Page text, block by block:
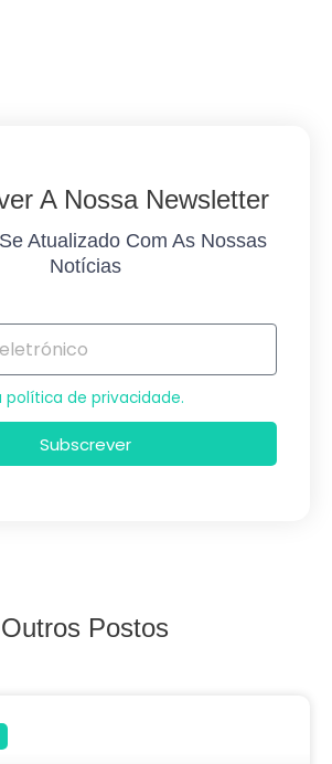
A Nossa Newsletter
Atualizado Com As Nossas
Notícias
política de privacidade.
Subscrever
Outros Postos